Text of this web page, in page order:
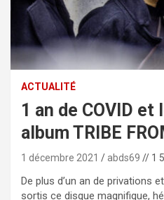
ACTUALITÉ
1 an de COVID et
album TRIBE
1 décembre 2021 abds69 // 1
De plus d’un an de privations
sortis ce disque magnifique,